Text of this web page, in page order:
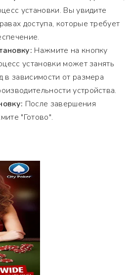
установки. Вы увидите
доступа, которые требует
Нажмите на кнопку
установки может занять
в зависимости от размера
устройства.
После завершения
"Готово".